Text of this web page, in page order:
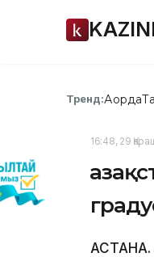
Тренд:Ақорда
16:48, 29
АСТАНА.